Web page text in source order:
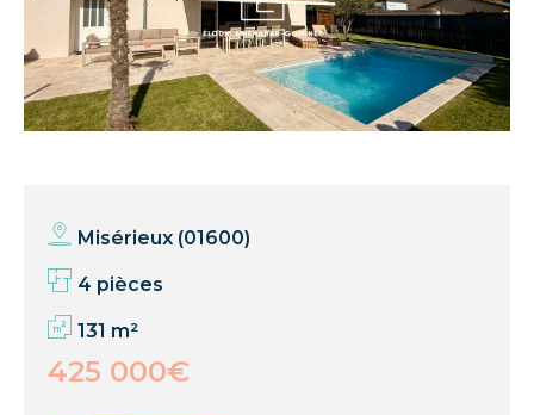
Misérieux (01600)
4 pièces
131 m²
425 000€